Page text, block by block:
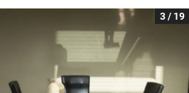
3 / 19